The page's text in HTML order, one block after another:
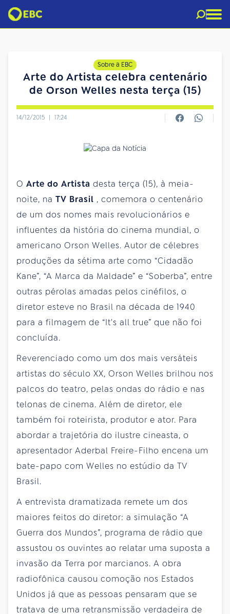
Sobre a EBC
Arte do Artista celebra centenário
de Orson Welles nesta terça (15)
14/12/2015 | 17:24
O Arte do Artista desta terça (15), à meia-
noite, na TV Brasil , comemora o centenário
de um dos nomes mais revolucionários e
influentes da história do cinema mundial, o
americano Orson Welles. Autor de célebres
produções da sétima arte como “Cidadão
Kane”, “A Marca da Maldade” e “Soberba”, entre
outras pérolas amadas pelos cinéfilos, o
diretor esteve no Brasil na década de 1940
para a filmagem de “It's all true” que não foi
concluída.
Reverenciado como um dos mais versáteis
artistas do século XX, Orson Welles brilhou nos
palcos do teatro, pelas ondas do rádio e nas
telonas de cinema. Além de diretor, ele
também foi roteirista, produtor e ator. Para
abordar a trajetória do ilustre cineasta, o
apresentador Aderbal Freire-Filho encena um
bate-papo com Welles no estúdio da TV
Brasil.
A entrevista dramatizada remete um dos
maiores feitos do diretor: a simulação “A
Guerra dos Mundos”, programa de rádio que
assustou os ouvintes ao relatar uma suposta a
invasão da Terra por marcianos. A obra
radiofônica causou comoção nos Estados
Unidos já que as pessoas pensaram que se
tratava de uma retransmissão verdadeira de